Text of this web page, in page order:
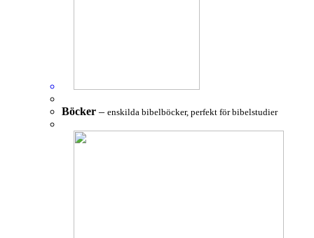
Böcker – enskilda bibelböcker, perfekt för bibelstudier